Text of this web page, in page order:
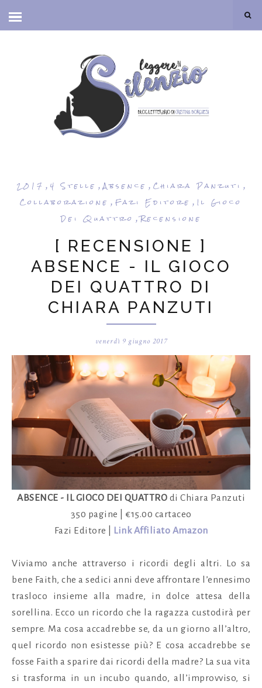
2017 , 4 Stelle ,Absence , Chiara Panzuti ,
Collaborazione , Fazi Editore , Il Gioco
Dei Quattro ,Recensione
[ RECENSIONE ]
ABSENCE - IL GIOCO
DEI QUATTRO DI
CHIARA PANZUTI
venerdì 9 giugno 2017
ABSENCE - IL GIOCO DEI QUATTRO di Chiara Panzuti
350 pagine | €15.00 cartaceo
Fazi Editore |
Link Affiliato Amazon
Viviamo anche attraverso i ricordi degli altri. Lo sa
bene Faith, che a sedici anni deve affrontare l’ennesimo
trasloco insieme alla madre, in dolce attesa della
sorellina. Ecco un ricordo che la ragazza custodirà per
sempre. Ma cosa accadrebbe se, da un giorno all’altro,
quel ricordo non esistesse più? E cosa accadrebbe se
fosse Faith a sparire dai ricordi della madre? La sua vita
si trasforma in un incubo quando, all’improvviso, si